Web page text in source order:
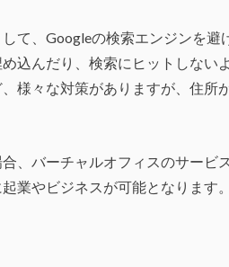
て、Googleの検索エンジンを
込んだり、検索にヒットしない
様々な対策がありますが、住所
、バーチャルオフィスのサービ
業やビジネスが可能となります。